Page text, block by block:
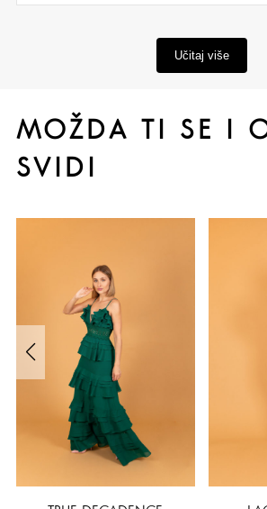
Učitaj više
MOŽDA TI SE I
SVIDI